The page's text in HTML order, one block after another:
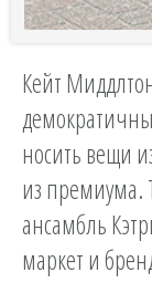
Кейт
носить вещи
из премиума.
ансамбль
маркет и